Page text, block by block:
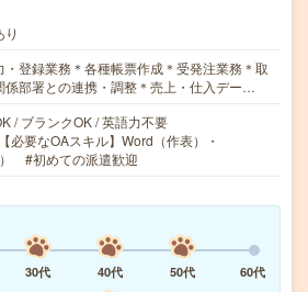
・登録業務＊各種帳票作成＊受発注業務＊取
係部署との連携・調整＊売上・仕入デー…
/ ブランクOK / 英語力不要
必要なOAスキル】Word（作表）・
#初めての派遣歓迎
30代 40代 50代
60代